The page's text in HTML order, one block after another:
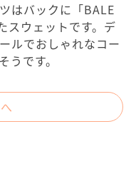
はバックに「BALE
スウェットです。デ
ルでおしゃれなコー
です。